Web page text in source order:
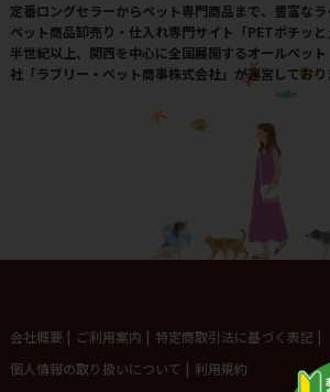
定番ロングセラーからペット専門商品まで、豊富なラ
ペット商品卸売り・仕入れ専門サイト「PETポチッと
半世紀以上、関西を中心に全国展開するオールペッ
社「ラブリー・ペット商事株式会社」が運営しており
会社概要 | ご利用案内 | 特定商取引法に基づく表記 |
個人情報の取り扱いについて | 利用規約